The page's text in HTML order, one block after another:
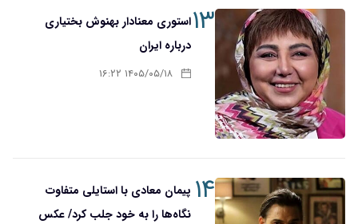
۱۳استوری معنادار بهنوش بختیاری
درباره ایران
۱۴۰۵/۰۵/۱۸ ۱۶:۲۲
۱۴ پیمان معادی با استایلی متفاوت
نگاه‌ها را به خود جلب کرد/ عکس